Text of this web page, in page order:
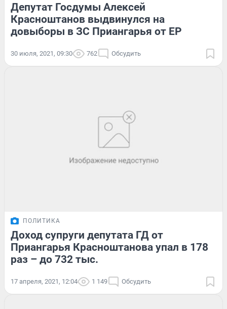
Депутат Госдумы Алексей
Красноштанов выдвинулся на
довыборы в ЗС Приангарья от ЕР
30 июля, 2021, 09:30 762 Обсудить
ПОЛИТИКА
Доход супруги депутата ГД от
Приангарья Красноштанова упал в 178
раз – до 732 тыс.
17 апреля, 2021, 12:04 1 149 Обсудить